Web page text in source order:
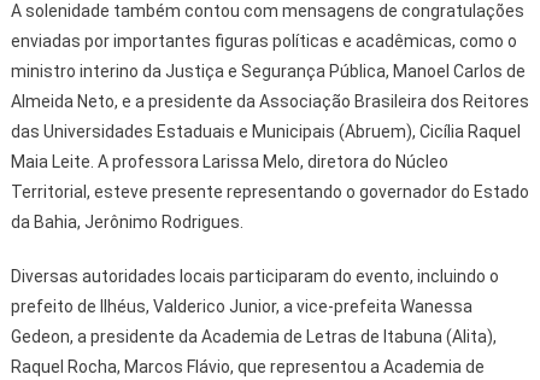
A solenidade também contou com mensagens de congratulações
enviadas por importantes figuras políticas e acadêmicas, como o
ministro interino da Justiça e Segurança Pública, Manoel Carlos de
Almeida Neto, e a presidente da Associação Brasileira dos Reitores
das Universidades Estaduais e Municipais (Abruem), Cicília Raquel
Maia Leite. A professora Larissa Melo, diretora do Núcleo
Territorial, esteve presente representando o governador do Estado
da Bahia, Jerônimo Rodrigues.
Diversas autoridades locais participaram do evento, incluindo o
prefeito de Ilhéus, Valderico Junior, a vice-prefeita Wanessa
Gedeon, a presidente da Academia de Letras de Itabuna (Alita),
Raquel Rocha, Marcos Flávio, que representou a Academia de